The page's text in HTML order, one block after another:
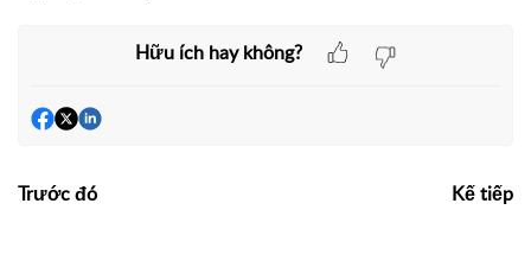
Hữu ích hay không?
Trước đó Kế tiếp